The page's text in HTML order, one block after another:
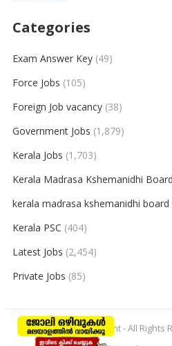
Categories
Exam Answer Key(49)
Force Jobs (105)
Foreign Job vacancy(38)
Government Jobs (1,879)
Kerala Jobs (1,703)
Kerala Madrasa Kshemanidhi Board
kerala madrasa kshemanidhi
Kerala PSC (404)
Latest Jobs (2,454)
Private Jobs (85)
© 2026keralajobpoint- All Rights